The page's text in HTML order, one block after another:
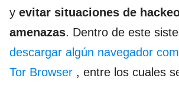
y evitar situaciones de
amenazas. Dentro de este
descargar algún navegador
Tor Browser , entre los cuales